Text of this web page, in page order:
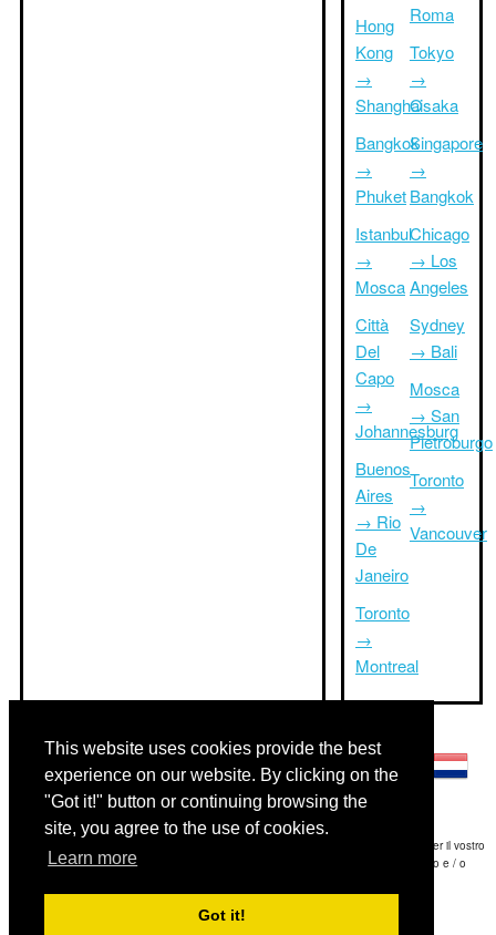
This website uses cookies provide the best
experience on our website. By clicking on the
"Got it!" button or continuing browsing the
site, you agree to the use of cookies.
Learn more
Got it!
Hong
Kong
→
Shanghai
Bangkok
→
Phuket
Istanbul
→
Mosca
Città
Del
Capo
→
Johannesburg
Buenos
Aires
→ Rio
De
Janeiro
Toronto
→
Montreal
Roma
Tokyo
→
Osaka
Singapore
→
Bangkok
Chicago
→ Los
Angeles
Sydney
→ Bali
Mosca
→ San
Pietroburgo
Toronto
→
Vancouver
Disclaimer: Le informazioni visualizzate su questo sito è la nostra migliore stima e per il vostro
riferimento soltanto.Triptimeto.com non è responsabile di eventuali ritardi viaggio e / o